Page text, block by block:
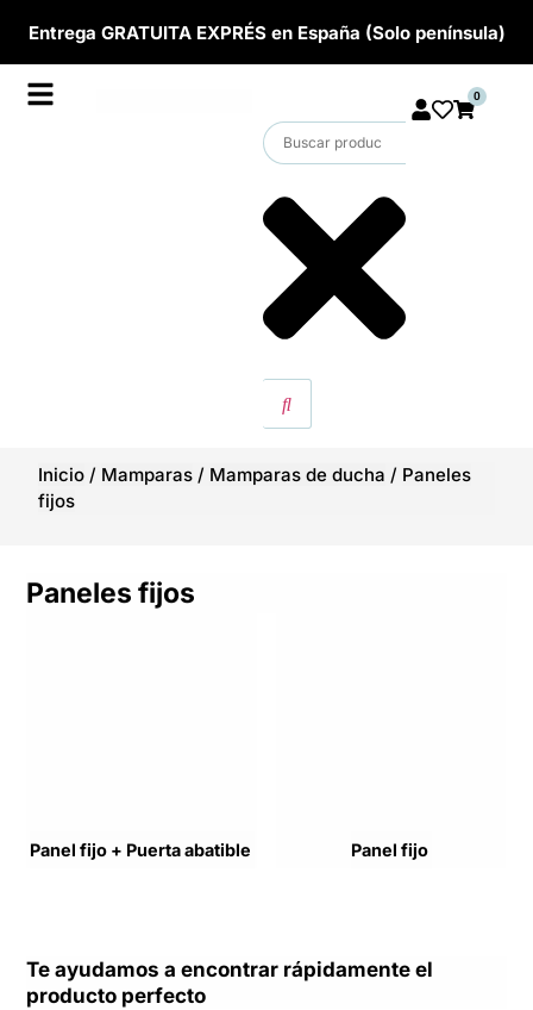
Entrega GRATUITA EXPRÉS en España (Solo península)
0
Inicio / Mamparas / Mamparas de ducha / Paneles
fijos
Paneles fijos
Panel fijo + Puerta abatible Panel fijo
Te ayudamos a encontrar rápidamente el
producto perfecto